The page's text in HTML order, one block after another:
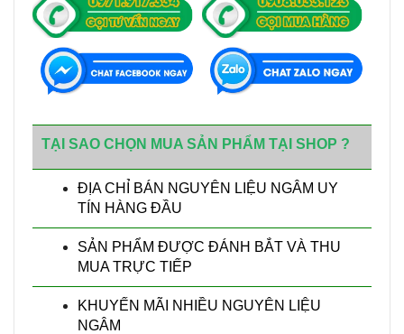
TẠI SAO CHỌN MUA SẢN PHẨM TẠI SHOP ?
ĐỊA CHỈ BÁN NGUYÊN LIỆU NGÂM UY
TÍN HÀNG ĐẦU
SẢN PHẨM ĐƯỢC ĐÁNH BẮT VÀ THU
MUA TRỰC TIẾP
KHUYẾN MÃI NHIỀU NGUYÊN LIỆU
NGÂM